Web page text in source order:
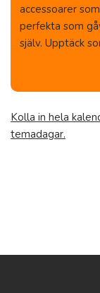
accessoarer
perfekta som
själv. Upptäck
Kolla in hela
temadagar.